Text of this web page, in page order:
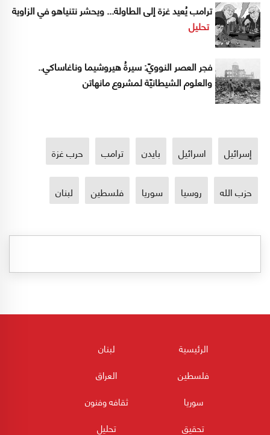
ترامب يُعيد غزة إلى الطاولة... ويحشر نتنياهو في الزاوية
تحليل
فجر العصر النوويّ: سيرةُ هيروشيما وناغاساكي..
والعلوم الشيطانيّة لمشروع مانهاتن
إسرائيل اسرائيل بايدن ترامب حرب غزة
حزب الله روسيا سوريا فلسطين لبنان
الرئيسية
لبنان
فلسطين
العراق
سوريا
ثقافه وفنون
تحقيق
تحليل